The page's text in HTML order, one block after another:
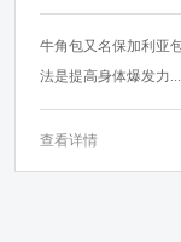
牛角包又名保加利亚
法是提高身体爆发力...
查看详情